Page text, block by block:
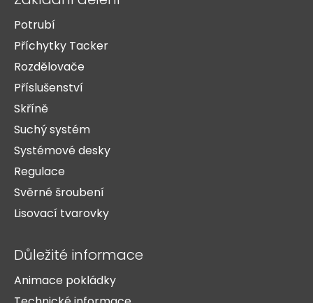
Potrubí
Příchytky Tacker
Rozdělovače
Příslušenství
Skříně
Suchý systém
Systémové desky
Regulace
Svěrné šroubení
Lisovací tvarovky
Důležité informace
Animace pokládky